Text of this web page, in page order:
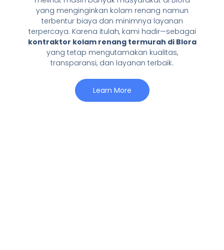
yang menginginkan kolam renang namun
terbentur biaya dan minimnya layanan
terpercaya. Karena itulah, kami hadir—sebagai
kontraktor kolam renang termurah di Blora
yang tetap mengutamakan kualitas,
transparansi, dan layanan terbaik.
Learn More